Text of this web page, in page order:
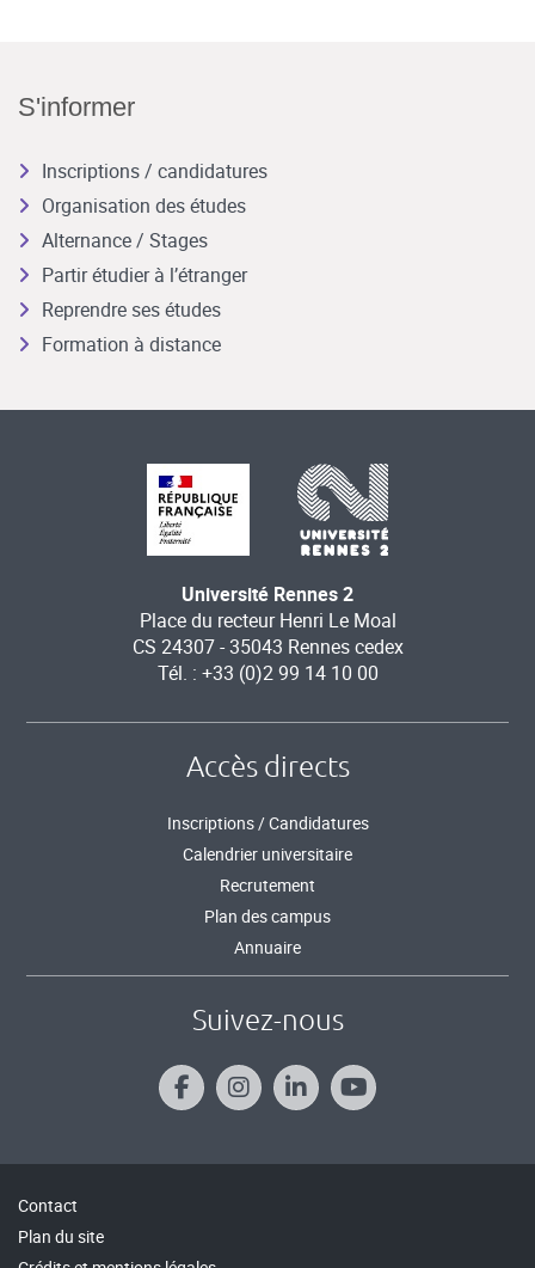
S'informer
Inscriptions / candidatures
Organisation des études
Alternance / Stages
Partir étudier à l’étranger
Reprendre ses études
Formation à distance
Université Rennes 2
Place du recteur Henri Le Moal
CS 24307 - 35043 Rennes cedex
Tél. : +33 (0)2 99 14 10 00
Accès directs
Inscriptions / Candidatures
Calendrier universitaire
Recrutement
Plan des campus
Annuaire
Suivez-nous
Contact
Plan du site